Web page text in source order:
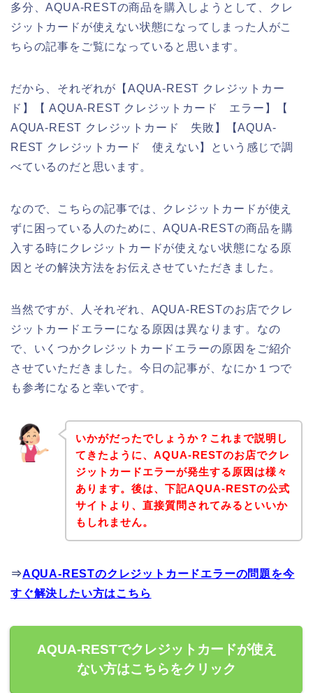
多分、AQUA-RESTの商品を購入しようとして、クレ
ジットカードが使えない状態になってしまった人がこ
ちらの記事をご覧になっていると思います。
だから、それぞれが【AQUA-REST クレジットカー
ド】【 AQUA-REST クレジットカード エラー】【
AQUA-REST クレジットカード 失敗】【AQUA-
REST クレジットカード 使えない】という感じで調
べているのだと思います。
なので、こちらの記事では、クレジットカードが使え
ずに困っている人のために、AQUA-RESTの商品を購
入する時にクレジットカードが使えない状態になる原
因とその解決方法をお伝えさせていただきました。
当然ですが、人それぞれ、AQUA-RESTのお店でクレ
ジットカードエラーになる原因は異なります。なの
で、いくつかクレジットカードエラーの原因をご紹介
させていただきました。今日の記事が、なにか１つで
も参考になると幸いです。
いかがだったでしょうか？これまで説明し
てきたように、AQUA-RESTのお店でクレ
ジットカードエラーが発生する原因は様々
あります。後は、下記AQUA-RESTの公式
サイトより、直接質問されてみるといいか
もしれません。
⇒AQUA-RESTのクレジットカードエラーの問題を今
すぐ解決したい方はこちら
AQUA-RESTでクレジットカードが使え
ない方はこちらをクリック